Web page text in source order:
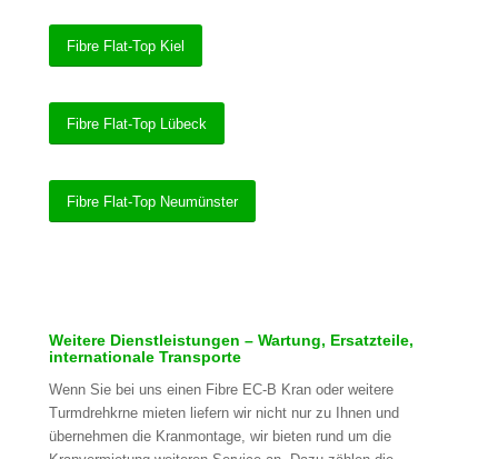
Fibre Flat-Top Kiel
Fibre Flat-Top Lübeck
Fibre Flat-Top Neumünster
Weitere Dienstleistungen – Wartung, Ersatzteile,
internationale Transporte
Wenn Sie bei uns einen Fibre EC-B Kran oder weitere
Turmdrehkrne mieten liefern wir nicht nur zu Ihnen und
übernehmen die Kranmontage, wir bieten rund um die